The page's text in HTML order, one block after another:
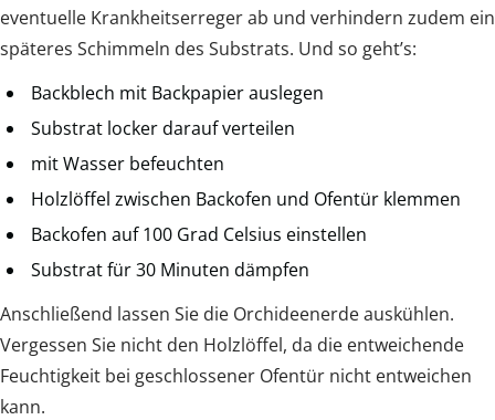
eventuelle Krankheitserreger ab und verhindern zudem ein
späteres Schimmeln des Substrats. Und so geht’s:
Backblech mit Backpapier auslegen
Substrat locker darauf verteilen
mit Wasser befeuchten
Holzlöffel zwischen Backofen und Ofentür klemmen
Backofen auf 100 Grad Celsius einstellen
Substrat für 30 Minuten dämpfen
Anschließend lassen Sie die Orchideenerde auskühlen.
Vergessen Sie nicht den Holzlöffel, da die entweichende
Feuchtigkeit bei geschlossener Ofentür nicht entweichen
kann.